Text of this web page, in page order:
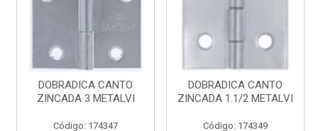
DOBRADICA CANTO
ZINCADA 3 METALVI
Código: 174347
DOBRADICA CANTO
ZINCADA 1.1/2 METALVI
Código: 174349